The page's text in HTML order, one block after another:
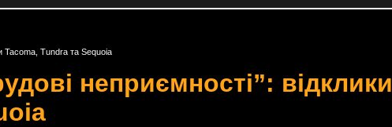
Tacoma, Tundra та Sequoia
неприємності”: відклики